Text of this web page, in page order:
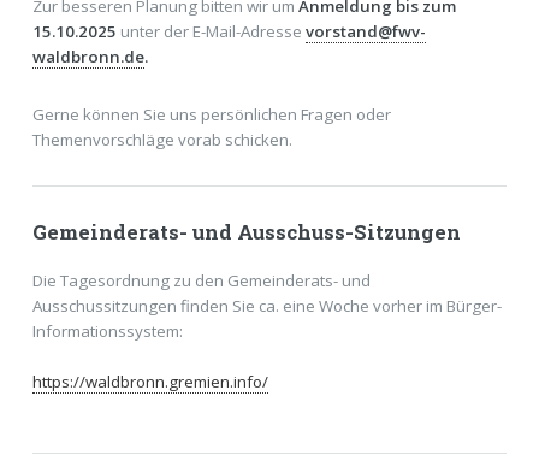
Zur besseren Planung bitten wir um Anmeldung bis zum
15.10.2025 unter der E-Mail-Adresse vorstand@fwv-
waldbronn.de.
Gerne können Sie uns persönlichen Fragen oder
Themenvorschläge vorab schicken.
Gemeinderats- und Ausschuss-Sitzungen
Die Tagesordnung zu den Gemeinderats- und
Ausschussitzungen finden Sie ca. eine Woche vorher im Bürger-
Informationssystem:
https://waldbronn.gremien.info/